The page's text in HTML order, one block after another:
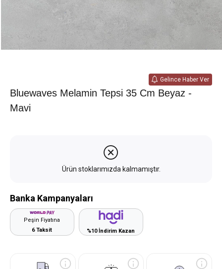
Gelince Haber Ver
Bluewaves Melamin Tepsi 35 Cm Beyaz -
Mavi
Ürün stoklarımızda kalmamıştır.
Banka Kampanyaları
Peşin Fiyatına
6 Taksit
%10 İndirim Kazan